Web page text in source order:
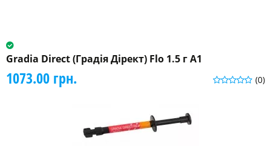
Gradia Direct (Градія Дірект) Flo 1.5 г A1
(0)
1073.00 грн.